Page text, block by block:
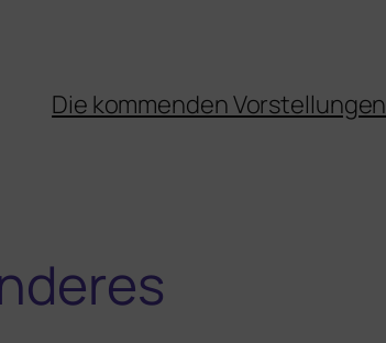
Die kommenden Vorstellungen